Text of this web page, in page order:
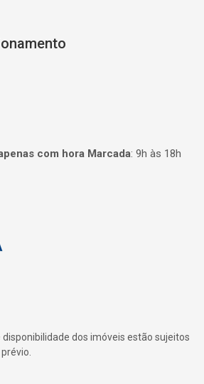
com hora Marcada: 9h às 18h
disponibilidade dos imóveis estão sujeitos